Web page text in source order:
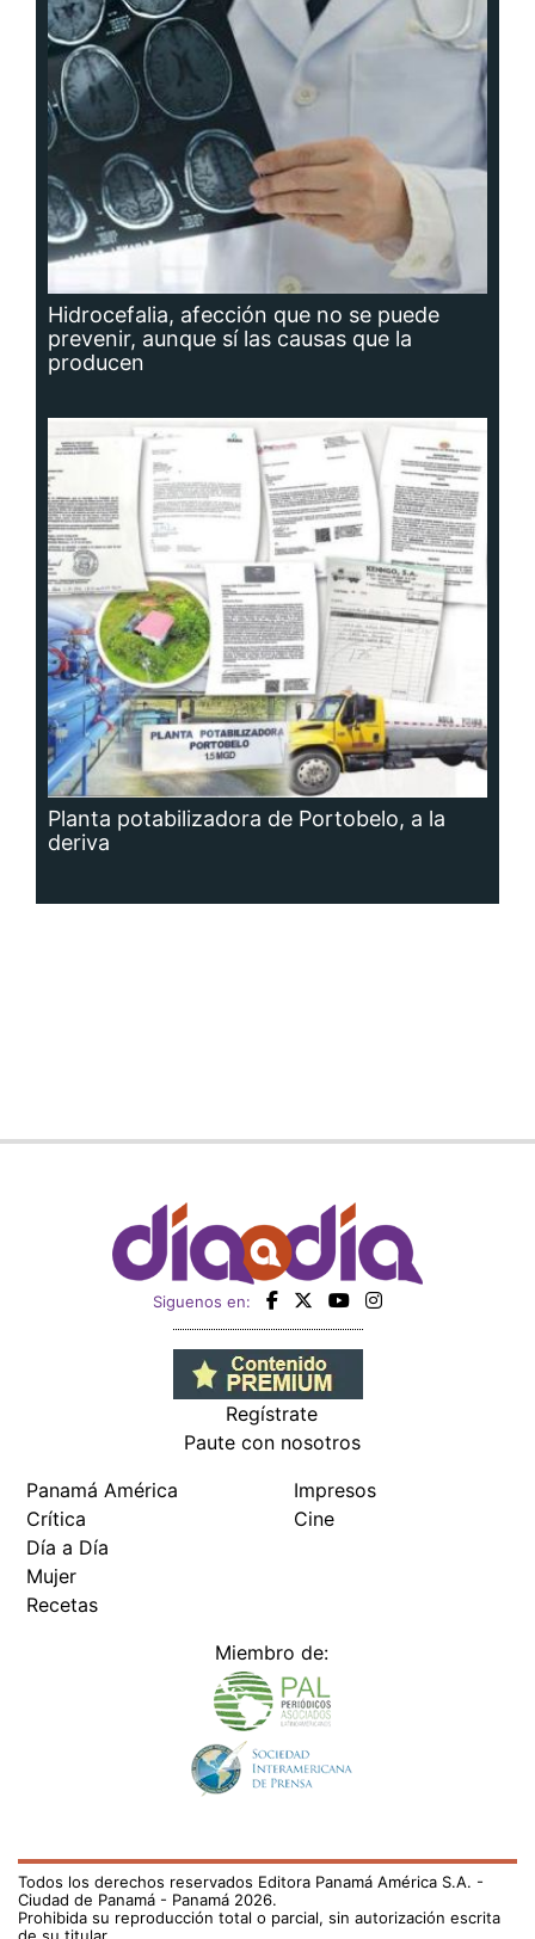
Hidrocefalia, afección que no se puede
prevenir, aunque sí las causas que la
producen
Planta potabilizadora de Portobelo, a la
deriva
Siguenos en:
Regístrate
Paute con nosotros
Panamá América
Crítica
Día a Día
Mujer
Recetas
Impresos
Cine
Miembro de:
Todos los derechos reservados Editora Panamá América S.A. -
Ciudad de Panamá - Panamá 2026.
Prohibida su reproducción total o parcial, sin autorización escrita